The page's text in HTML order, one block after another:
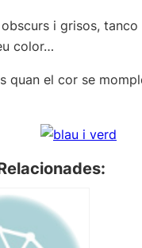
i grisos, tanco
color…
quan el cor se